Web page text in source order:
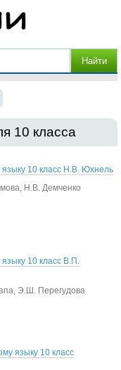
10 класса
языку 10 класс Н.В. Юхнель
Н.В. Демченко
10 класс В.П.
Э.Ш. Перегудова
языку 10 класс